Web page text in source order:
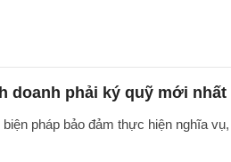
doanh phải ký quỹ mới nhất
pháp bảo đảm thực hiện nghĩa